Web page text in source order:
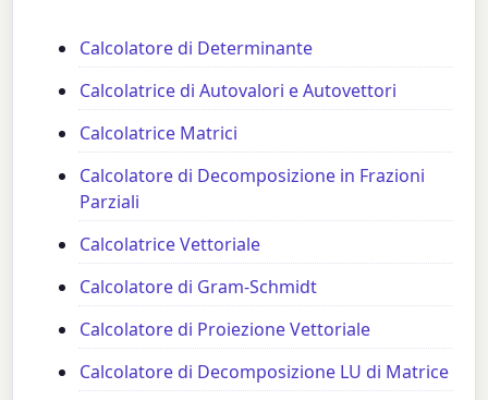
Calcolatore di Determinante
Calcolatrice di Autovalori e Autovettori
Calcolatrice Matrici
Calcolatore di Decomposizione in Frazioni
Parziali
Calcolatrice Vettoriale
Calcolatore di Gram-Schmidt
Calcolatore di Proiezione Vettoriale
Calcolatore di Decomposizione LU di Matrice